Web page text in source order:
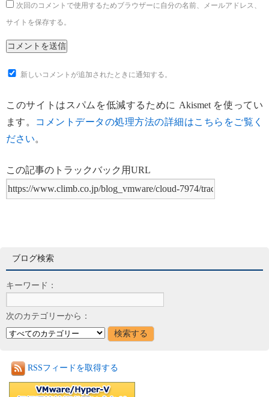
次回のコメントで使用するためブラウザーに自分の名前、メールアドレス、
サイトを保存する。
新しいコメントが追加されたときに通知する。
このサイトはスパムを低減するために Akismet を使ってい
ます。 コメントデータの処理方法の詳細はこちらをご覧く
ださい。
この記事のトラックバック用URL
ブログ検索
キーワード：
次のカテゴリーから：
RSSフィードを取得する